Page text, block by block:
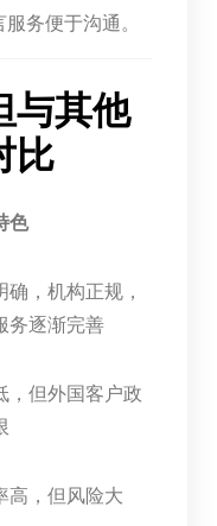
务便于沟通。
与其他
比
色
确，机构正规，
务逐渐完善
，但外国客户政
高，但风险大